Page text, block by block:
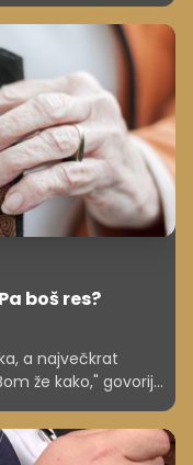
boš res?
a največkrat
že kako," govorijo.
A takrat bo